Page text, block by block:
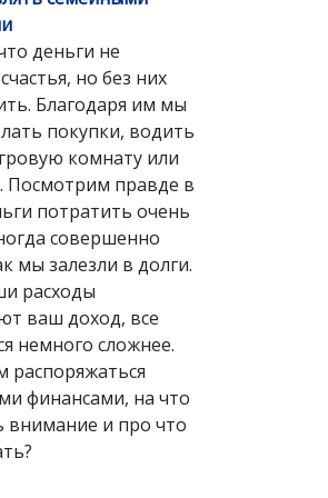
деньги не
но без них
Благодаря им мы
покупки, водить
комнату или
Посмотрим правде в
потратить очень
совершенно
мы залезли в долги.
расходы
ваш доход, все
немного сложнее.
распоряжаться
финансами, на что
внимание и про что